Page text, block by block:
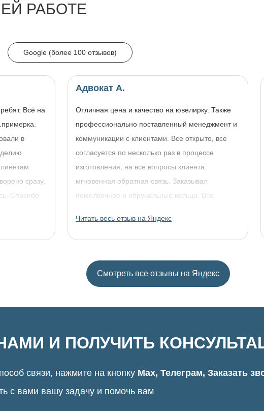
РАБОТЕ
Google (более 100 отзывов)
Всё на
в
сразу,
Спасибо
Адвокат А.
Отличная цена и качество на ювелирку. Также
профессионально поставленный менеджмент и
коммуникации с клиентами. Все открыто, все
согласуется по несколько раз в процессе
изготовления, на все вопросы клиента
мгновенная обратная связь. Заказывал
помолвочное и обручальные кольца. Все
Читать весь отзыв на Яндекс
Смотреть все отзывы на Яндекс
И ПОЛУЧИТЬ
связи, нажмите на кнопку Max, Телеграм, Заказать
с вами вашу задачу и помочь вам